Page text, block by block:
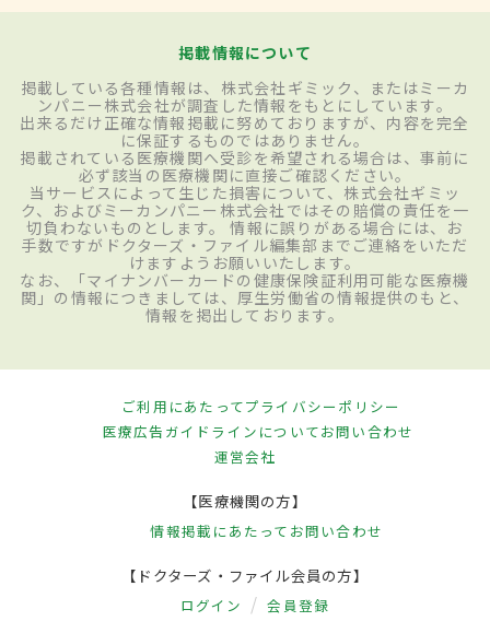
掲載情報について
掲載している各種情報は、株式会社ギミック、またはミーカ
ンパニー株式会社が調査した情報をもとにしています。
出来るだけ正確な情報掲載に努めておりますが、内容を完全
に保証するものではありません。
掲載されている医療機関へ受診を希望される場合は、事前に
必ず該当の医療機関に直接ご確認ください。
当サービスによって生じた損害について、株式会社ギミッ
ク、およびミーカンパニー株式会社ではその賠償の責任を一
切負わないものとします。 情報に誤りがある場合には、お
手数ですがドクターズ・ファイル編集部までご連絡をいただ
けますようお願いいたします。
なお、「マイナンバーカードの健康保険証利用可能な医療機
関」の情報につきましては、厚生労働省の情報提供のもと、
情報を掲出しております。
ご利用にあたってプライバシーポリシー
医療広告ガイドラインについてお問い合わせ
運営会社
【医療機関の方】
情報掲載にあたって お問い合わせ
【ドクターズ・ファイル会員の方】
ログイン 会員登録